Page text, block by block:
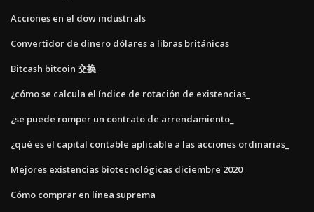
Acciones en el dow industrials
Convertidor de dinero dólares a libras británicas
Bitcash bitcoin 交换
¿cómo se calcula el índice de rotación de existencias_
¿se puede romper un contrato de arrendamiento_
¿qué es el capital contable aplicable a las acciones ordinarias_
Mejores existencias biotecnológicas diciembre 2020
Cómo comprar en línea suprema